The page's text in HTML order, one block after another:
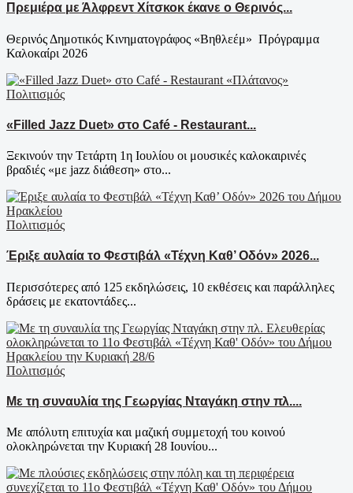
Πρεμιέρα με Άλφρεντ Χίτσκοκ έκανε ο Θερινός...
Θερινός Δημοτικός Κινηματογράφος «Βηθλεέμ» Πρόγραμμα
Καλοκαίρι 2026
Πολιτισμός
«Filled Jazz Duet» στο Café - Restaurant...
Ξεκινούν την Τετάρτη 1η Ιουλίου οι μουσικές καλοκαιρινές
βραδιές «με jazz διάθεση» στο...
Πολιτισμός
Έριξε αυλαία το Φεστιβάλ «Τέχνη Καθ’ Οδόν» 2026...
Περισσότερες από 125 εκδηλώσεις, 10 εκθέσεις και παράλληλες
δράσεις με εκατοντάδες...
Πολιτισμός
Με τη συναυλία της Γεωργίας Νταγάκη στην πλ....
Με απόλυτη επιτυχία και μαζική συμμετοχή του κοινού
ολοκληρώνεται την Κυριακή 28 Ιουνίου...